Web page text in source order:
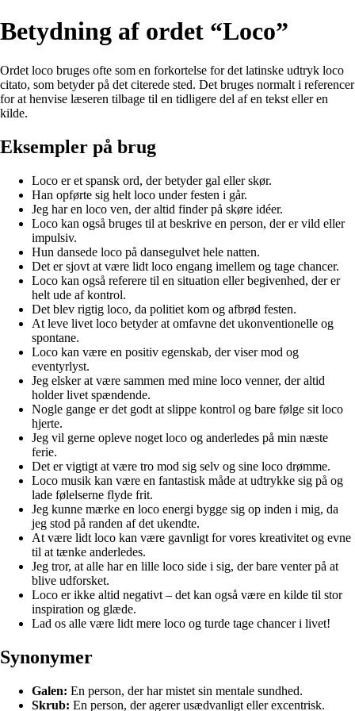
Betydning af ordet “Loco”
Ordet loco bruges ofte som en forkortelse for det latinske udtryk loco
citato, som betyder på det citerede sted. Det bruges normalt i referencer
for at henvise læseren tilbage til en tidligere del af en tekst eller en
kilde.
Eksempler på brug
Loco er et spansk ord, der betyder gal eller skør.
Han opførte sig helt loco under festen i går.
Jeg har en loco ven, der altid finder på skøre idéer.
Loco kan også bruges til at beskrive en person, der er vild eller
impulsiv.
Hun dansede loco på dansegulvet hele natten.
Det er sjovt at være lidt loco engang imellem og tage chancer.
Loco kan også referere til en situation eller begivenhed, der er
helt ude af kontrol.
Det blev rigtig loco, da politiet kom og afbrød festen.
At leve livet loco betyder at omfavne det ukonventionelle og
spontane.
Loco kan være en positiv egenskab, der viser mod og
eventyrlyst.
Jeg elsker at være sammen med mine loco venner, der altid
holder livet spændende.
Nogle gange er det godt at slippe kontrol og bare følge sit loco
hjerte.
Jeg vil gerne opleve noget loco og anderledes på min næste
ferie.
Det er vigtigt at være tro mod sig selv og sine loco drømme.
Loco musik kan være en fantastisk måde at udtrykke sig på og
lade følelserne flyde frit.
Jeg kunne mærke en loco energi bygge sig op inden i mig, da
jeg stod på randen af det ukendte.
At være lidt loco kan være gavnligt for vores kreativitet og evne
til at tænke anderledes.
Jeg tror, at alle har en lille loco side i sig, der bare venter på at
blive udforsket.
Loco er ikke altid negativt – det kan også være en kilde til stor
inspiration og glæde.
Lad os alle være lidt mere loco og turde tage chancer i livet!
Synonymer
Galen: En person, der har mistet sin mentale sundhed.
Skrub: En person, der agerer usædvanligt eller excentrisk.